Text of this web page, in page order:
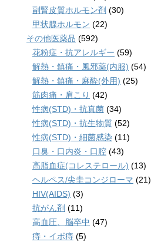
副腎皮質ホルモン剤 (30)
甲状腺ホルモン (22)
その他医薬品 (592)
花粉症・抗アレルギー (59)
解熱・鎮痛・風邪薬(内服) (54)
解熱・鎮痛・麻酔(外用) (25)
筋肉痛・肩こり (42)
性病(STD)・抗真菌 (34)
性病(STD)・抗生物質 (52)
性病(STD)・細菌感染 (11)
口臭・口内炎・口腔 (43)
高脂血症(コレステロール) (13)
ヘルペス/尖圭コンジローマ (21)
HIV(AIDS) (3)
抗がん剤 (11)
高血圧、脳卒中 (47)
痔・イボ痔 (5)